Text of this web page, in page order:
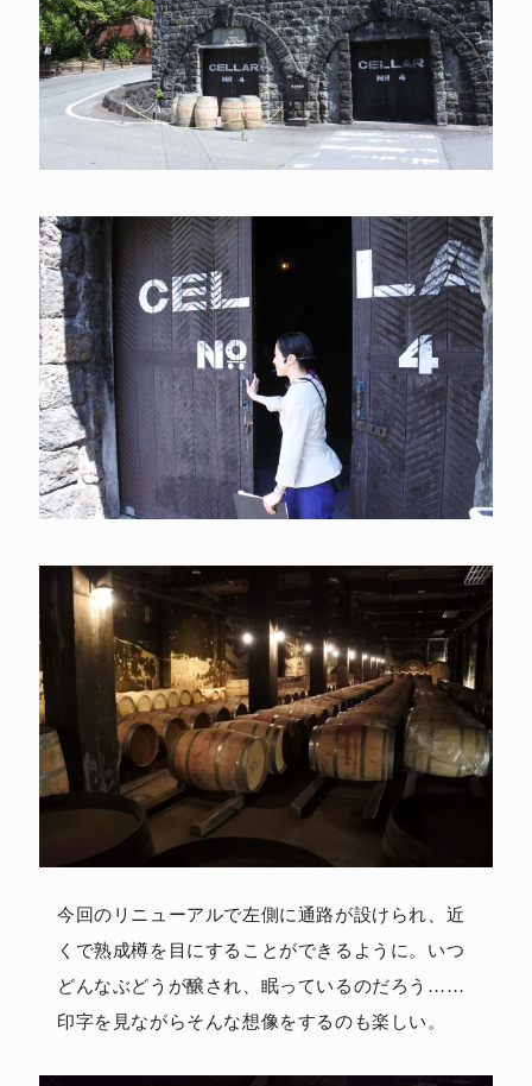
今回のリニューアルで左側に通路が設けられ、近
くで熟成樽を目にすることができるように。いつ
どんなぶどうが醸され、眠っているのだろう……
印字を見ながらそんな想像をするのも楽しい。